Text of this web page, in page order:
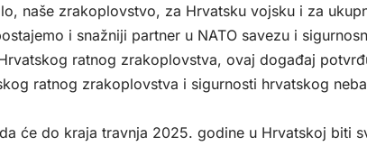
naše zrakoplovstvo, za Hrvatsku vojsku i za
i snažniji partner u NATO savezu i
ratnog zrakoplovstva, ovaj događaj
ratnog zrakoplovstva i sigurnosti hrvatskog
će do kraja travnja 2025. godine u Hrvatskoj biti